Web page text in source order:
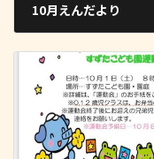
10月えんだより